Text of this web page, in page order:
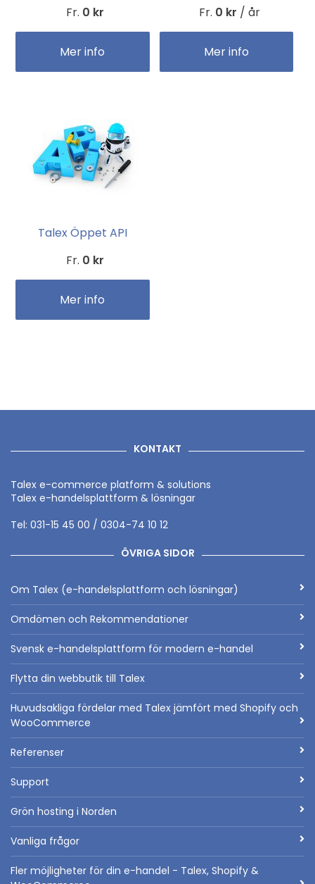
Fr. 0 kr
Mer info
Fr. 0 kr / år
Mer info
Talex Öppet API
Fr. 0 kr
Mer info
KONTAKT
Talex e-commerce platform & solutions
Talex e-handelsplattform & lösningar
Tel: 031-15 45 00 / 0304-74 10 12
ÖVRIGA SIDOR
Om Talex (e-handelsplattform och lösningar)
Omdömen och Rekommendationer
Svensk e-handelsplattform för modern e-handel
Flytta din webbutik till Talex
Huvudsakliga fördelar med Talex jämfört med Shopify och
WooCommerce
Referenser
Support
Grön hosting i Norden
Vanliga frågor
Fler möjligheter för din e-handel - Talex, Shopify &